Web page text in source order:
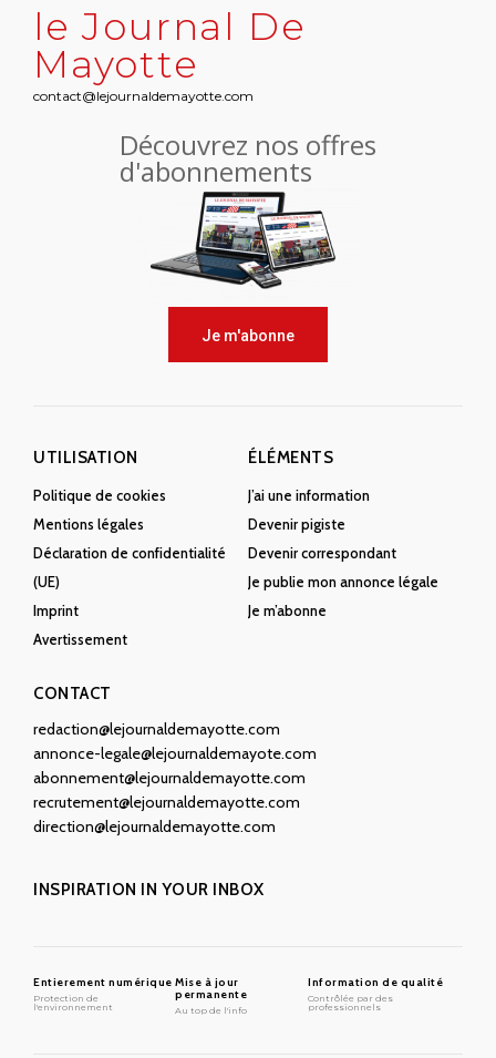
le Journal De
Mayotte
contact@lejournaldemayotte.com
Découvrez nos offres
d'abonnements
Je m'abonne
UTILISATION
Politique de cookies
Mentions légales
Déclaration de confidentialité
(UE)
Imprint
Avertissement
ÉLÉMENTS
J’ai une information
Devenir pigiste
Devenir correspondant
Je publie mon annonce légale
Je m’abonne
CONTACT
redaction@lejournaldemayotte.com
annonce-legale@lejournaldemayote.com
abonnement@lejournaldemayotte.com
recrutement@lejournaldemayotte.com
direction@lejournaldemayotte.com
INSPIRATION IN YOUR INBOX
Entierement numérique
Protection de
l'environnement
Mise à jour
permanente
Au top de l'info
Information de qualité
Contrôlée par des
professionnels